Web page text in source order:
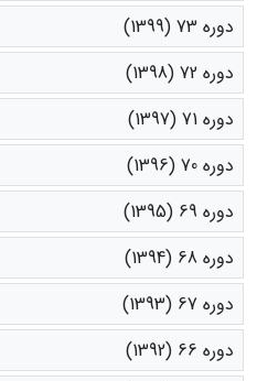
دوره 73 (1399)
دوره 72 (1398)
دوره 71 (1397)
دوره 70 (1396)
دوره 69 (1395)
دوره 68 (1394)
دوره 67 (1393)
دوره 66 (1392)